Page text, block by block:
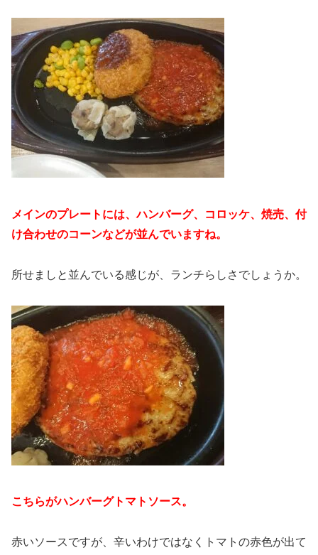
メインのプレートには、ハンバーグ、コロッケ、焼売、付
け合わせのコーンなどが並んでいますね。
所せましと並んでいる感じが、ランチらしさでしょうか。
こちらがハンバーグトマトソース。
赤いソースですが、辛いわけではなくトマトの赤色が出て